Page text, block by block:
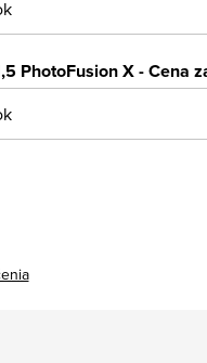
PhotoFusion X - Cena